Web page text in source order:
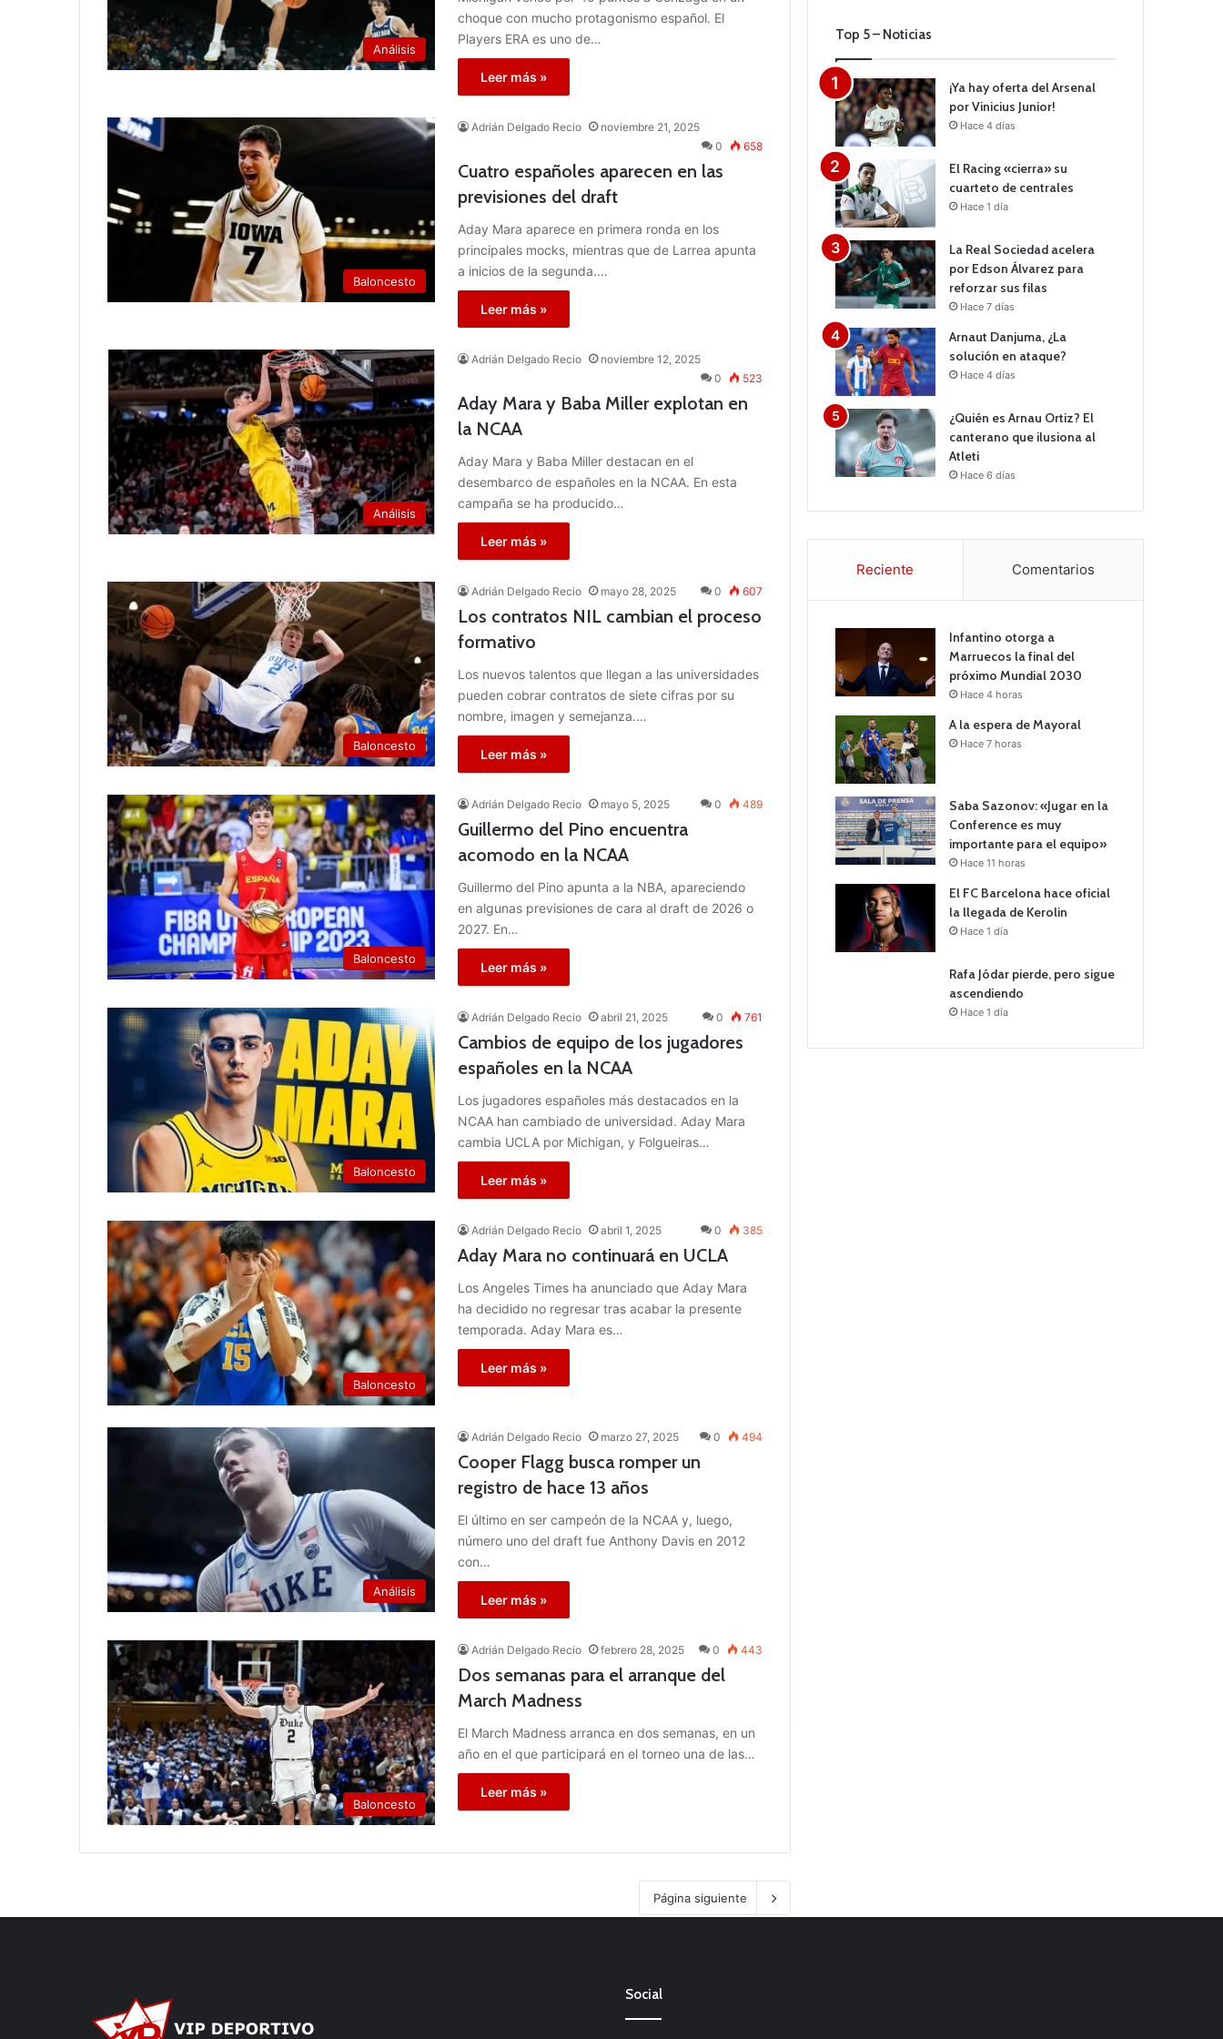
Análisis
choque con mucho protagonismo español. El
Players ERA es uno de…
Leer más »
Baloncesto
Adrián Delgado Recio
noviembre 21, 2025
0
658
Cuatro españoles aparecen en las
previsiones del draft
Aday Mara aparece en primera ronda en los
principales mocks, mientras que de Larrea apunta
a inicios de la segunda.…
Leer más »
Análisis
Adrián Delgado Recio
noviembre 12, 2025
0
523
Aday Mara y Baba Miller explotan en
la NCAA
Aday Mara y Baba Miller destacan en el
desembarco de españoles en la NCAA. En esta
campaña se ha producido…
Leer más »
Baloncesto
Adrián Delgado Recio mayo 28, 2025 0 607
Los contratos NIL cambian el proceso
formativo
Los nuevos talentos que llegan a las universidades
pueden cobrar contratos de siete cifras por su
nombre, imagen y semejanza.…
Leer más »
Baloncesto
Adrián Delgado Recio mayo 5, 2025 0 489
Guillermo del Pino encuentra
acomodo en la NCAA
Guillermo del Pino apunta a la NBA, apareciendo
en algunas previsiones de cara al draft de 2026 o
2027. En…
Leer más »
Baloncesto
Adrián Delgado Recio abril 21, 2025 0 761
Cambios de equipo de los jugadores
españoles en la NCAA
Los jugadores españoles más destacados en la
NCAA han cambiado de universidad. Aday Mara
cambia UCLA por Michigan, y Folgueiras…
Leer más »
Baloncesto
Adrián Delgado Recio abril 1, 2025 0 385
Aday Mara no continuará en UCLA
Los Angeles Times ha anunciado que Aday Mara
ha decidido no regresar tras acabar la presente
temporada. Aday Mara es…
Leer más »
Análisis
Adrián Delgado Recio marzo 27, 2025 0 494
Cooper Flagg busca romper un
registro de hace 13 años
El último en ser campeón de la NCAA y, luego,
número uno del draft fue Anthony Davis en 2012
con…
Leer más »
Baloncesto
Adrián Delgado Recio febrero 28, 2025 0 443
Dos semanas para el arranque del
March Madness
El March Madness arranca en dos semanas, en un
año en el que participará en el torneo una de las…
Leer más »
Página siguiente
Top 5 – Noticias
¡Ya hay oferta del Arsenal
por Vinicius Junior!
Hace 4 días
El Racing «cierra» su
cuarteto de centrales
Hace 1 día
La Real Sociedad acelera
por Edson Álvarez para
reforzar sus filas
Hace 7 días
Arnaut Danjuma, ¿La
solución en ataque?
Hace 4 días
¿Quién es Arnau Ortiz? El
canterano que ilusiona al
Atleti
Hace 6 días
Reciente Comentarios
Infantino otorga a
Marruecos la final del
próximo Mundial 2030
Hace 4 horas
A la espera de Mayoral
Hace 7 horas
Saba Sazonov: «Jugar en la
Conference es muy
importante para el equipo»
Hace 11 horas
El FC Barcelona hace oficial
la llegada de Kerolin
Hace 1 día
Rafa Jódar pierde, pero sigue
ascendiendo
Hace 1 día
Social